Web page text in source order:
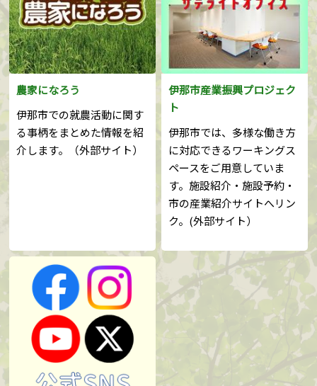
農家になろう
伊那市での就農活動に関す
る事柄をまとめた情報を紹
介します。（外部サイト）
伊那市産業振興プロジェク
ト
伊那市では、多様な働き方
に対応できるワーキングス
ペースをご用意していま
す。施設紹介・施設予約・
市の産業紹介サイトへリン
ク。(外部サイト）